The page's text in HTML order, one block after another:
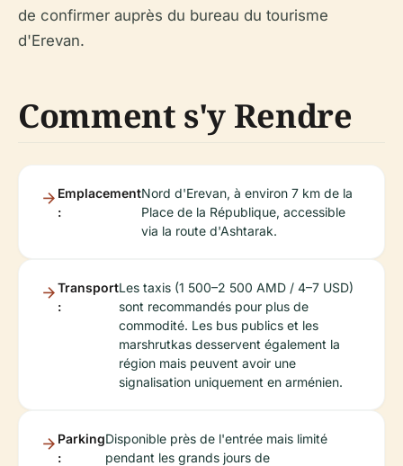
de confirmer auprès du bureau du tourisme
d'Erevan.
Comment s'y Rendre
Emplacement
:
Nord d'Erevan, à environ 7 km de la
Place de la République, accessible
via la route d'Ashtarak.
Transport
:
Les taxis (1 500–2 500 AMD / 4–7 USD)
sont recommandés pour plus de
commodité. Les bus publics et les
marshrutkas desservent également la
région mais peuvent avoir une
signalisation uniquement en arménien.
Parking
:
Disponible près de l'entrée mais limité
pendant les grands jours de